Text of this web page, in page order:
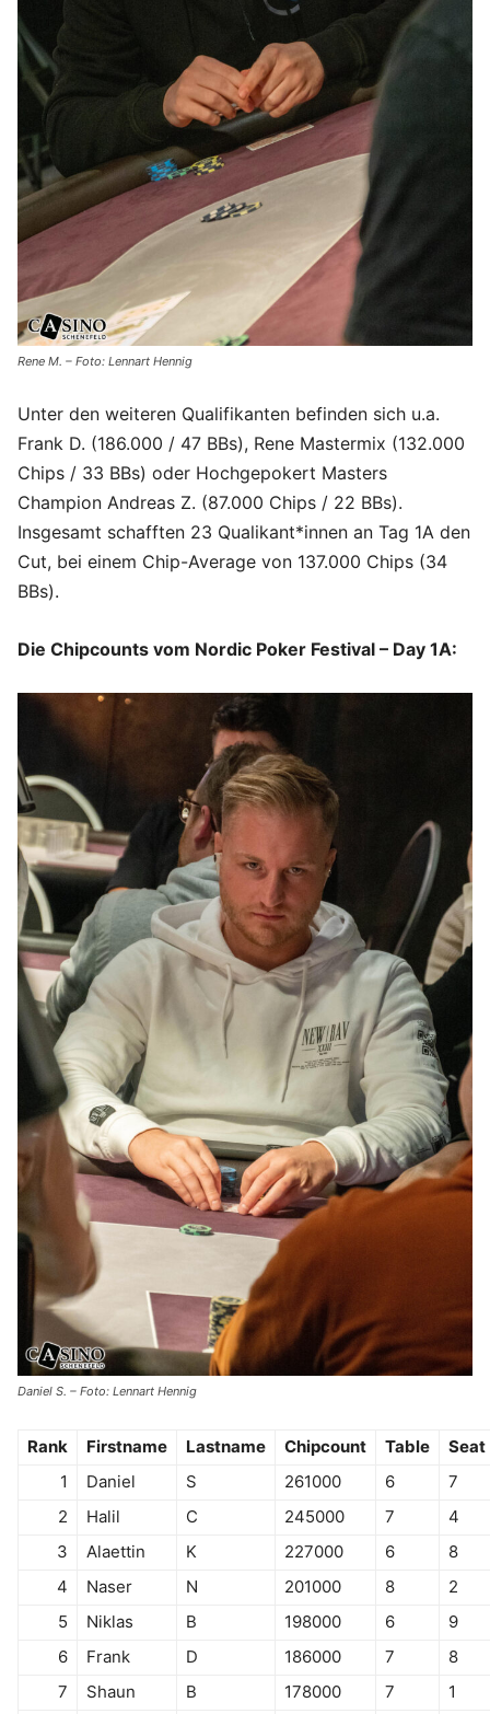
Rene M. – Foto: Lennart Hennig
Unter den weiteren Qualifikanten befinden sich u.a.
Frank D. (186.000 / 47 BBs), Rene Mastermix (132.000
Chips / 33 BBs) oder Hochgepokert Masters
Champion Andreas Z. (87.000 Chips / 22 BBs).
Insgesamt schafften 23 Qualikant*innen an Tag 1A den
Cut, bei einem Chip-Average von 137.000 Chips (34
BBs).
Die Chipcounts vom Nordic Poker Festival – Day 1A:
Daniel S. – Foto: Lennart Hennig
Rank Firstname Lastname Chipcount Table
Seat
1
Daniel S 261000 6
7
2
Halil C 245000 7
4
3
Alaettin K 227000 6
8
4
Naser N 201000 8
2
5
Niklas B 198000 6
9
6
Frank D 186000 7
8
7
Shaun B 178000 7
1